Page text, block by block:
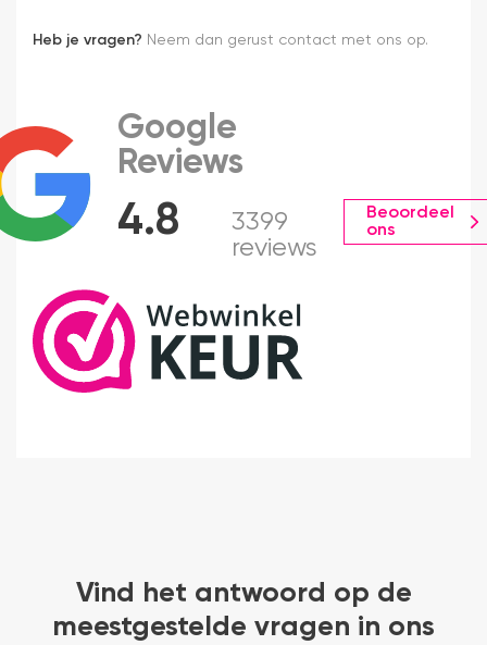
Heb je vragen? Neem dan gerust contact met ons op.
4.8
Google
Reviews
3399
reviews
Beoordeel
ons
Vind het antwoord op de
meestgestelde vragen in ons